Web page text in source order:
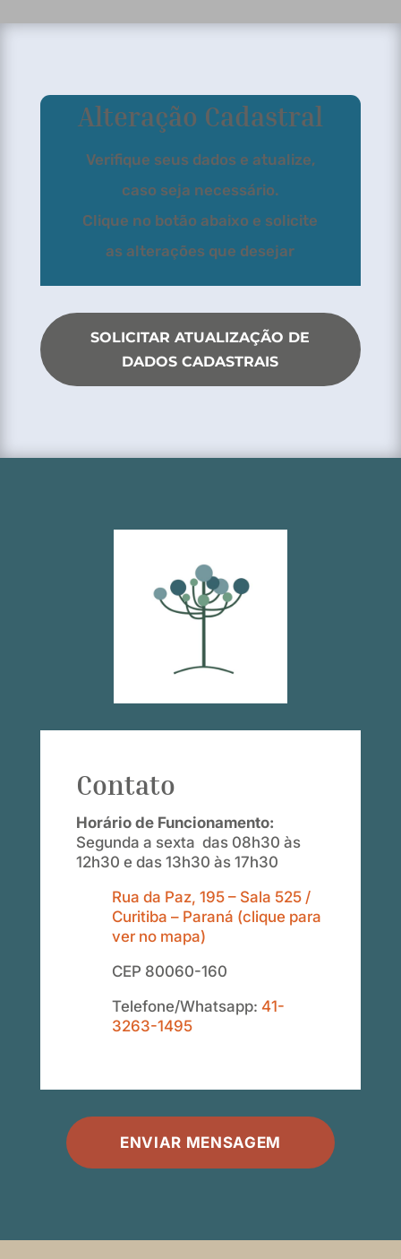
Alteração Cadastral
Verifique seus dados e atualize,
caso seja necessário.
Clique no botão abaixo e solicite
as alterações que desejar
SOLICITAR ATUALIZAÇÃO DE
DADOS CADASTRAIS
Contato
Horário de Funcionamento:
Segunda a sexta das 08h30 às
12h30 e das 13h30 às 17h30
Rua da Paz, 195 – Sala 525 /
Curitiba – Paraná (clique para
ver no mapa)
CEP 80060-160
Telefone/Whatsapp: 41-
3263-1495
ENVIAR MENSAGEM